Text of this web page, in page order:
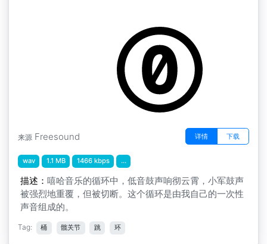
来源 Freesound 详情 下载
wav 1.1 MB 1466 kbps ...
描述： 嘻哈音乐的循环中，低音鼓声响彻云霄，小军鼓声
被强烈地重覆，但被切断。这个循环是由我自己的一次性
声音组成的。
Tag: 桶 髋关节 跳 环